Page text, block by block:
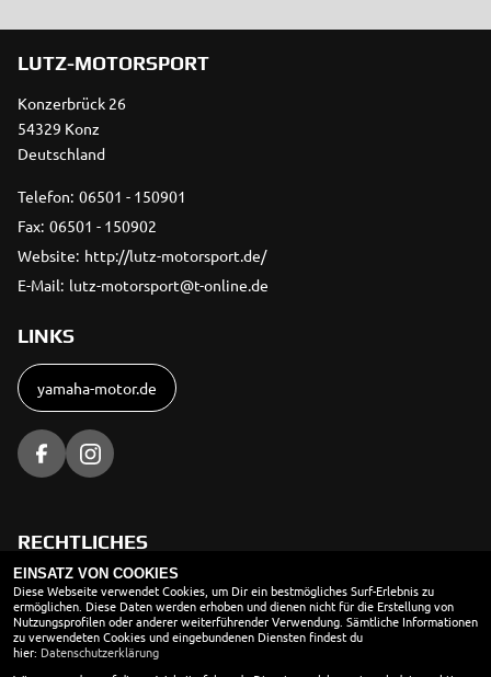
LUTZ-MOTORSPORT
Konzerbrück 26
54329 Konz
Deutschland
Telefon: 06501 - 150901
Fax: 06501 - 150902
Website: http://lutz-motorsport.de/
E-Mail: lutz-motorsport@t-online.de
LINKS
yamaha-motor.de
RECHTLICHES
AGB
Impressum
Datenschutz
EINSATZ VON COOKIES
Diese Webseite verwendet Cookies, um Dir ein bestmögliches Surf-Erlebnis zu
ermöglichen. Diese Daten werden erhoben und dienen nicht für die Erstellung von
Nutzungsprofilen oder anderer weiterführender Verwendung. Sämtliche Informationen
zu verwendeten Cookies und eingebundenen Diensten findest du
hier: Datenschutzerklärung